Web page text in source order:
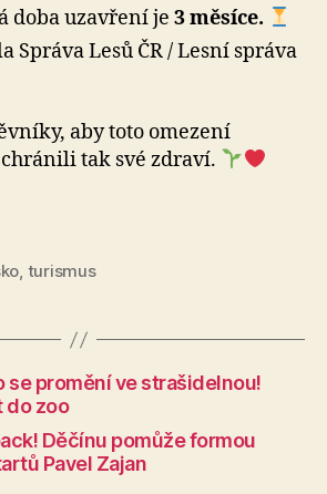
doba uzavření je 3 měsíce.
Správa Lesů ČR / Lesní správa
aby toto omezení
tak své zdraví.
, turismus
se promění ve strašidelnou!
do zoo
Děčínu pomůže formou
Pavel Zajan